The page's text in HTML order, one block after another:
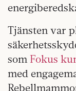
Tjänsten var
som Fokus
med